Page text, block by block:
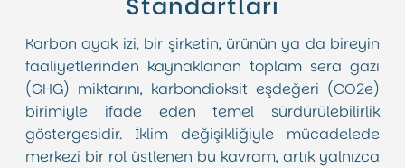
Karbon ayak izi, bir şirketin, ürünün ya da bireyin
faaliyetlerinden kaynaklanan toplam sera gazı
(GHG) miktarını, karbondioksit eşdeğeri (CO2e)
birimiyle ifade eden temel sürdürülebilirlik
göstergesidir. İklim değişikliğiyle mücadelede
merkezi bir rol üstlenen bu kavram, artık yalnızca